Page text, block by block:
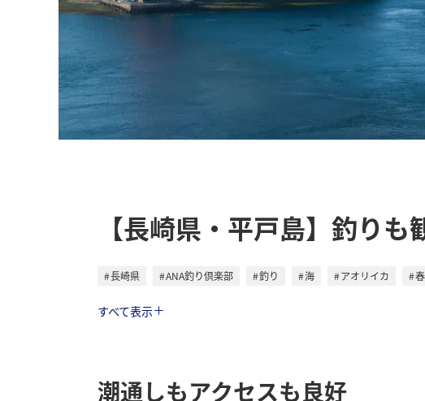
【長崎県・平戸島】釣り
長崎県 ANA釣り倶楽部 釣り 海 アオリイカ 春
すべて表示
潮通しもアクセスも良好